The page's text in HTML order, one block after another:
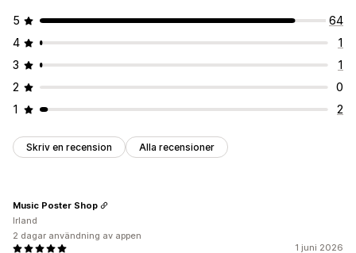
5
64
4
1
3
1
2
0
1
2
Skriv en recension Alla recensioner
1 juni 2026
Music Poster Shop
Irland
2 dagar användning av appen